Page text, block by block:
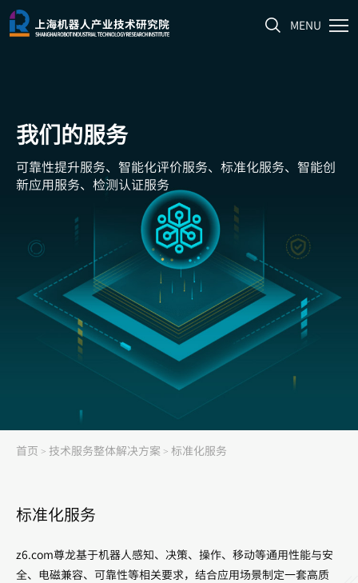
MENU
我们的服务
可靠性提升服务、智能化评价服务、标准化服务、智能创
新应用服务、检测认证服务
首页 > 技术服务整体解决方案 > 标准化服务
标准化服务
z6.com尊龙基于机器人感知、决策、操作、移动等通用性能与安
全、电磁兼容、可靠性等相关要求，结合应用场景制定一套高质